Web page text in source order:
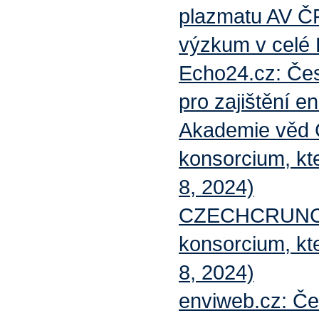
plazmatu AV
výzkum v celé
Echo24.cz:
pro zajištění
Akademie věd
konsorcium,
8, 2024)
konsorcium,
8, 2024)
enviweb.cz: